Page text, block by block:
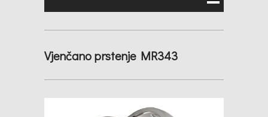
Vjenčano prstenje MR343